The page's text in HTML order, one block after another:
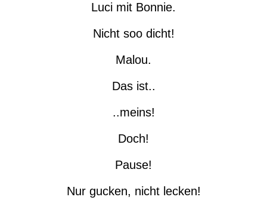
Luci mit Bonnie.
Nicht soo dicht!
Malou.
Das ist..
..meins!
Doch!
Pause!
Nur gucken, nicht lecken!